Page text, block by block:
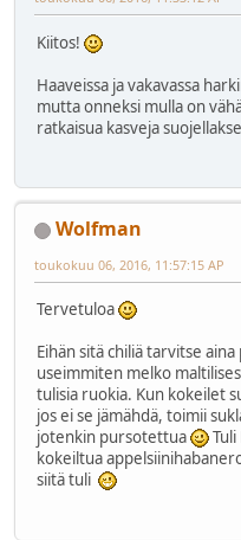
Kiitos!
Haaveissa ja vakavassa
mutta onneksi mulla on
ratkaisua kasveja
Wolfman
toukokuu 06, 2016, 11:57:15 AP
Tervetuloa
Eihän sitä chiliä tarvitse
useimmiten melko
tulisia ruokia. Kun kokeilet
jos ei se jämähdä, toimii
jotenkin pursotettua
kokeiltua
siitä tuli